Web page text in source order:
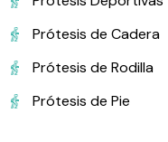
Prótesis de Cadera
Prótesis de Rodilla
Prótesis de Pie